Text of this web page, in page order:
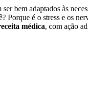
ser bem adaptados às
é o stress e os
médica, com ação